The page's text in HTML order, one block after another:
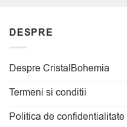
DESPRE
Despre CristalBohemia
Termeni si conditii
Politica de confidentialitate